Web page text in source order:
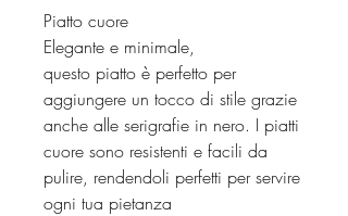
Piatto cuore
Elegante e minimale,
questo piatto è perfetto per
aggiungere un tocco di stile grazie
anche alle serigrafie in nero. I piatti
cuore sono resistenti e facili da
pulire, rendendoli perfetti per servire
ogni tua pietanza